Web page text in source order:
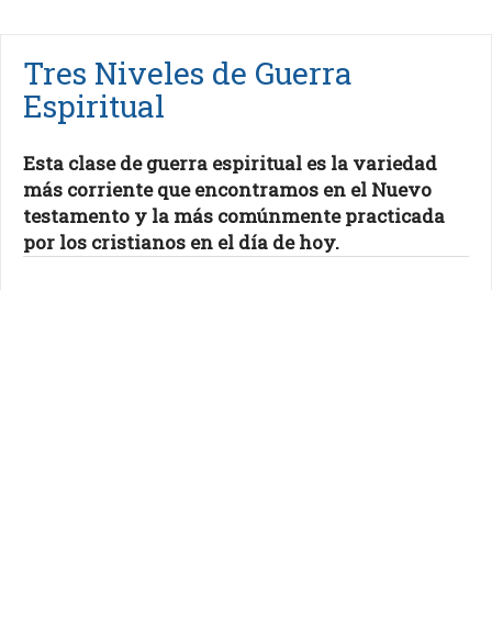
Tres Niveles de Guerra
Espiritual
Esta clase de guerra espiritual es la variedad
más corriente que encontramos en el Nuevo
testamento y la más comúnmente practicada
por los cristianos en el día de hoy.